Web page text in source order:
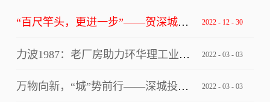
“百尺竿头，更进一步”——贺深城投集团获评深圳市总部企业 2022 - 12 - 30
力波1987：老厂房助力环华理工业设计创新中心写入上海市级文件！ 2022 - 03 - 03
万物向新，“城”势前行——深城投集团“逐梦四十年”2022年年会 2022 - 03 - 03